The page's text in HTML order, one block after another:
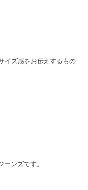
イズ感をお伝えするもの
ンズです。